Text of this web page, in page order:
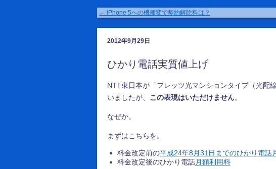
← iPhone 5への機種変で契約解除料は？
2012年9月29日
ひかり電話実質値上げ
NTT東日本が「フレッツ光マンションタイプ（光配
いましたが、 この表現はいただけません。
なぜか。
まずはこちらを。
料金改定前の平成24年8月31日までのひかり電話
料金改定後のひかり電話月額利用料